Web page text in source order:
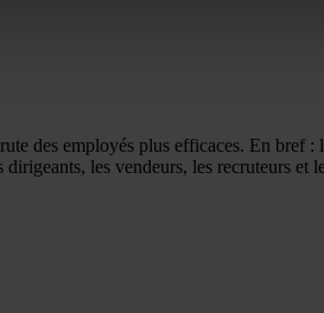
des employés plus efficaces. En bref
les vendeurs, les recruteurs